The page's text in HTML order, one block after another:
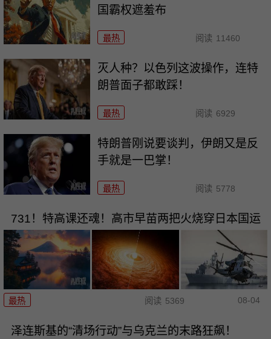
国霸权遮羞布
最热 阅读 11460
灭人种？以色列这波操作，连特
朗普面子都敢踩！
最热 阅读 6929
特朗普刚说要谈判，伊朗又是反
手就是一巴掌！
最热 阅读 5778
731！特高课还魂！高市早苗两把火烧穿日本国运
最热 阅读 5369 08-04
泽连斯基的“清场行动”与乌克兰的末路狂飙！